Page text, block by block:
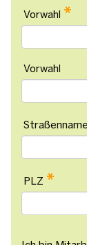
Vorwahl *
Vorwahl
Straßenname
PLZ *